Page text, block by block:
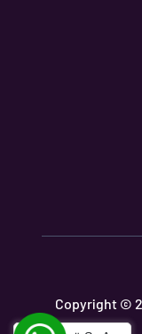
Copyright ©